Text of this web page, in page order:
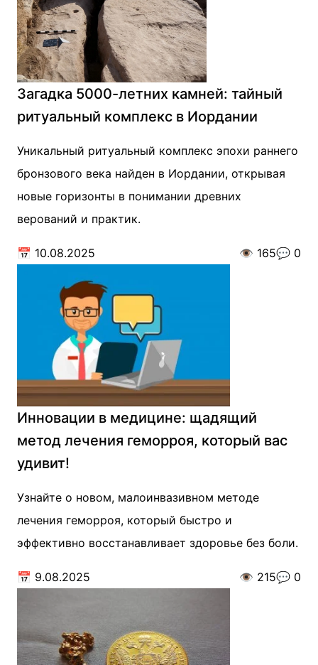
Загадка 5000-летних камней: тайный
ритуальный комплекс в Иордании
Уникальный ритуальный комплекс эпохи раннего
бронзового века найден в Иордании, открывая
новые горизонты в понимании древних
верований и практик.
📅 10.08.2025 👁️ 165💬 0
Инновации в медицине: щадящий
метод лечения геморроя, который вас
удивит!
Узнайте о новом, малоинвазивном методе
лечения геморроя, который быстро и
эффективно восстанавливает здоровье без боли.
📅 9.08.2025 👁️ 215💬 0